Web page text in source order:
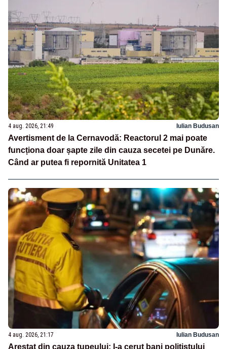
4 aug. 2026, 21:49 Iulian Budusan
Avertisment de la Cernavodă: Reactorul 2 mai poate
funcționa doar șapte zile din cauza secetei pe Dunăre.
Când ar putea fi repornită Unitatea 1
4 aug. 2026, 21:17 Iulian Budusan
Arestat din cauza tupeului: I-a cerut bani polițistului